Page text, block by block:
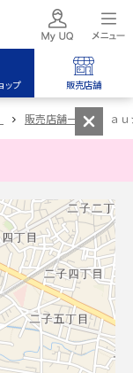
ップ 販売店舗
販売店舗一覧 ａ